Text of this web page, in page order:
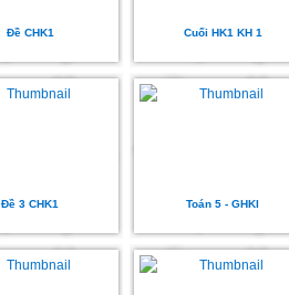
Đề CHK1 Cuối HK1 KH 1
Đề 3 CHK1 Toán 5 - GHKI